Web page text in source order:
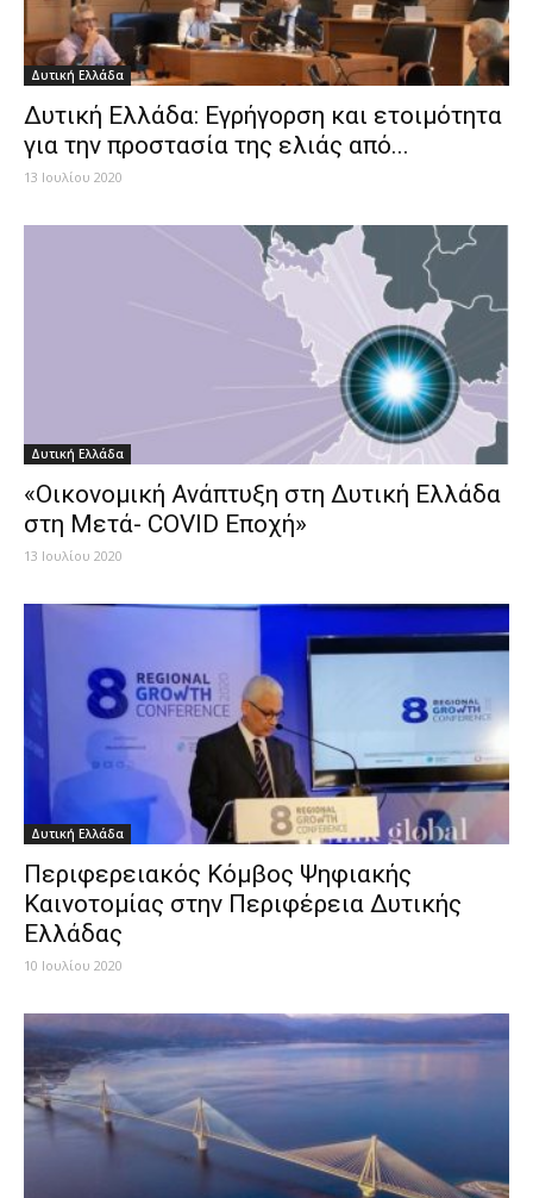
Δυτική Ελλάδα
Δυτική Ελλάδα: Εγρήγορση και ετοιμότητα
για την προστασία της ελιάς από...
13 Ιουλίου 2020
Δυτική Ελλάδα
«Οικονομική Ανάπτυξη στη Δυτική Ελλάδα
στη Μετά- COVID Εποχή»
13 Ιουλίου 2020
Δυτική Ελλάδα
Περιφερειακός Κόμβος Ψηφιακής
Καινοτομίας στην Περιφέρεια Δυτικής
Ελλάδας
10 Ιουλίου 2020